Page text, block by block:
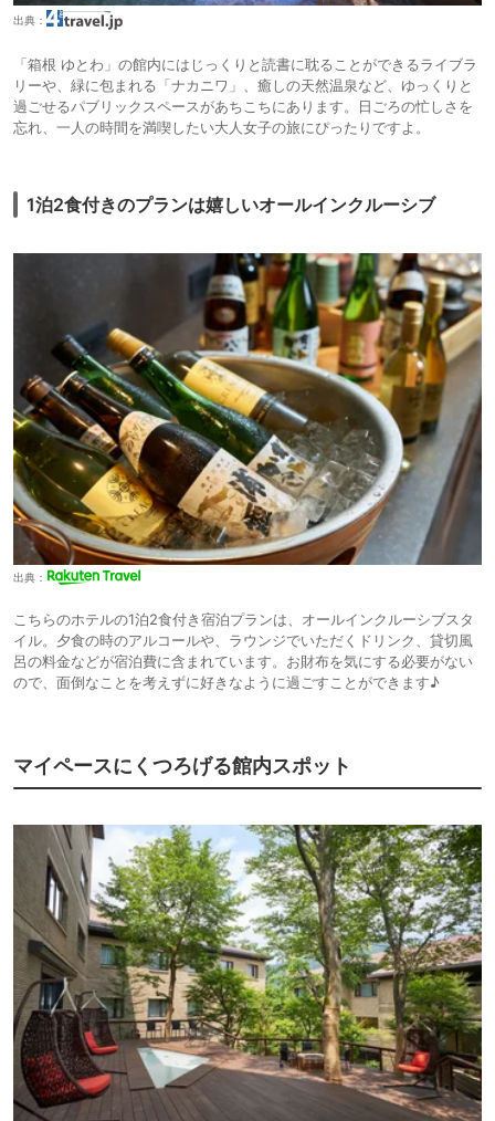
出典：
「箱根 ゆとわ」の館内にはじっくりと読書に耽ることができるライブラ
リーや、緑に包まれる「ナカニワ」、癒しの天然温泉など、ゆっくりと
過ごせるパブリックスペースがあちこちにあります。日ごろの忙しさを
忘れ、一人の時間を満喫したい大人女子の旅にぴったりですよ。
1泊2食付きのプランは嬉しいオールインクルーシブ
出典：
こちらのホテルの1泊2食付き宿泊プランは、オールインクルーシブスタ
イル。夕食の時のアルコールや、ラウンジでいただくドリンク、貸切風
呂の料金などが宿泊費に含まれています。お財布を気にする必要がない
ので、面倒なことを考えずに好きなように過ごすことができます♪
マイペースにくつろげる館内スポット